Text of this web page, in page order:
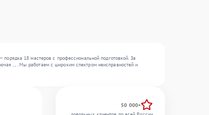
18 мастеров с профессиональной подготовкой. За
, , . Мы работаем с широким спектром неисправностей и
50 000+